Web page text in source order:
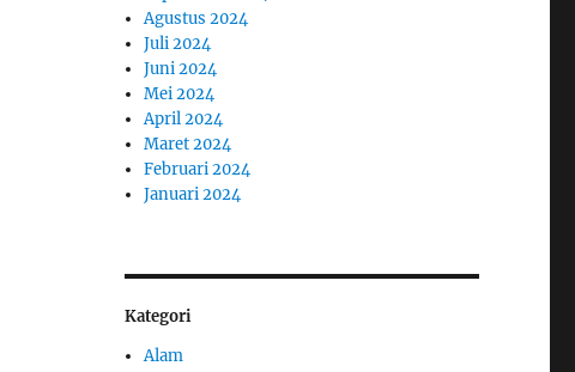
Agustus 2024
Juli 2024
Juni 2024
Mei 2024
April 2024
Maret 2024
Februari 2024
Januari 2024
Kategori
Alam